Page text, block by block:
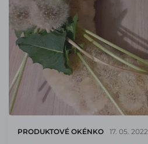
PRODUKTOVÉ OKÉNKO 17. 05. 2022